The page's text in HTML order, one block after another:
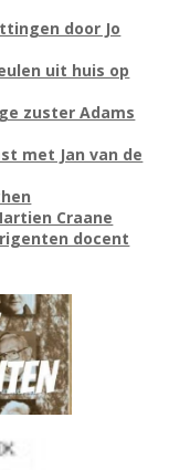
door Jo
uit huis op
zuster Adams
met Jan van de
Craane
docent